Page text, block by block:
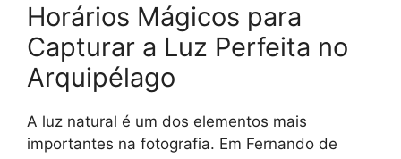
Horários Mágicos para
Capturar a Luz Perfeita no
Arquipélago
A luz natural é um dos elementos mais
importantes na fotografia. Em Fernando de